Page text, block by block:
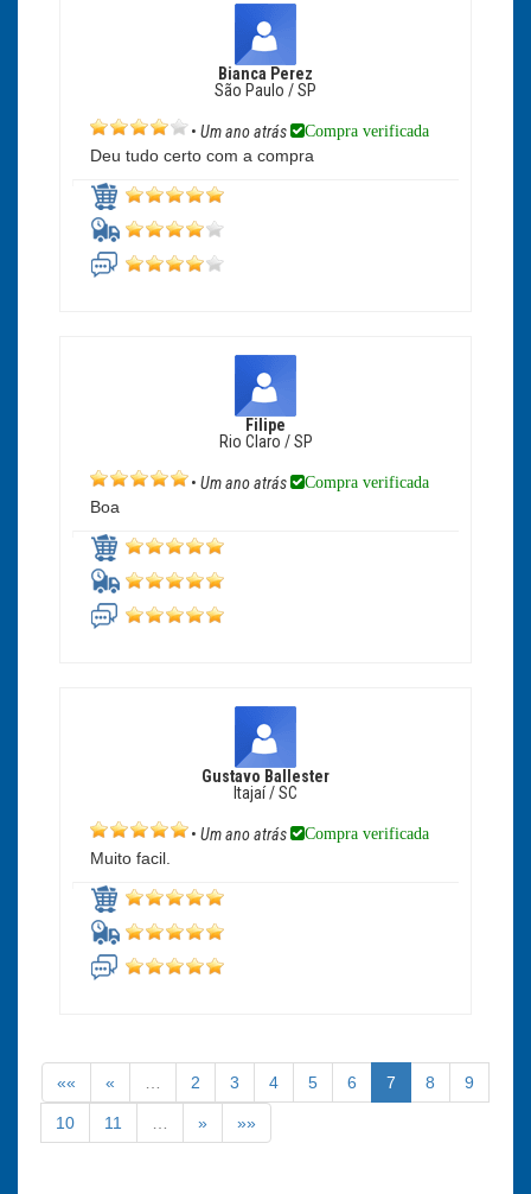
Bianca Perez
São Paulo / SP
• Um ano atrás Compra verificada
Deu tudo certo com a compra
Filipe
Rio Claro / SP
• Um ano atrás Compra verificada
Boa
Gustavo Ballester
Itajaí / SC
• Um ano atrás Compra verificada
Muito facil.
«« « 2 3 4 5 6 7 8 9
10 11 » »»